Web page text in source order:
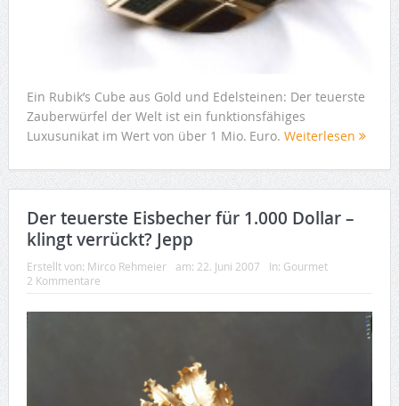
Ein Rubik’s Cube aus Gold und Edelsteinen: Der teuerste
Zauberwürfel der Welt ist ein funktionsfähiges
Luxusunikat im Wert von über 1 Mio. Euro. Weiterlesen
Der teuerste Eisbecher für 1.000 Dollar –
klingt verrückt? Jepp
Erstellt von: Mirco Rehmeier am: 22. Juni 2007 In: Gourmet
2 Kommentare